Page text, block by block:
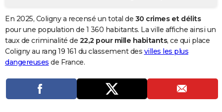
Carte de Noël
Carte Bonne année
Carte Saint-Valentin
Carte Pâques
Carte d'anniversaire
DICTIONNAIRE
Dictionnaire
Biographies
Citations
Expressions
Proverbes
PROGRAMME TV
Se connecter
Entreprises
Service militaire
Avis de recherche
AVIS DE DÉCÈS
En 2025, Coligny a recensé un total de 30 crimes et délits
pour une population de 1 360 habitants. La ville affiche ainsi un
taux de criminalité de 22,2 pour mille habitants, ce qui place
Coligny au rang 19 161 du classement des villes les plus
dangereuses de France.